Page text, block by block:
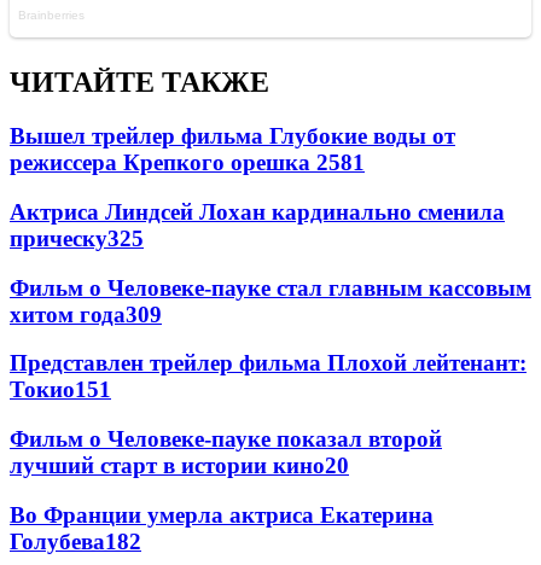
ЧИТАЙТЕ ТАКЖЕ
Вышел трейлер фильма Глубокие воды от
режиссера Крепкого орешка 2581
Актриса Линдсей Лохан кардинально сменила
прическу325
Фильм о Человеке-пауке стал главным кассовым
хитом года309
Представлен трейлер фильма Плохой лейтенант:
Токио151
Фильм о Человеке-пауке показал второй
лучший старт в истории кино20
Во Франции умерла актриса Екатерина
Голубева182